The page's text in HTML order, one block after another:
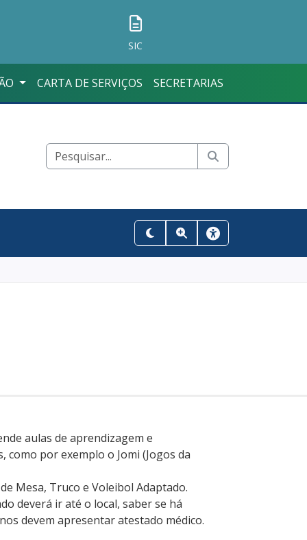
SIC
CARTA DE SERVIÇOS SECRETARIAS
aulas de aprendizagem e
por exemplo o Jomi (Jogos da
Mesa, Truco e Voleibol Adaptado.
deverá ir até o local, saber se há
devem apresentar atestado médico.